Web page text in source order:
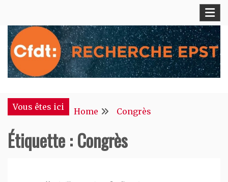
content
CFDT Recherche EPST
Vous êtes ici Home Congrès
Étiquette :Congrès